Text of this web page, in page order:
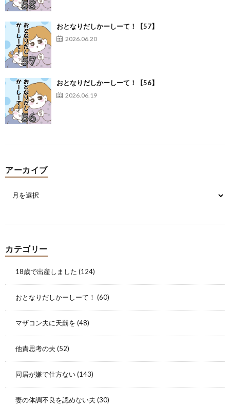
おとなりだしかーしーて！【57】
2026.06.20
おとなりだしかーしーて！【56】
2026.06.19
アーカイブ
カテゴリー
18歳で出産しました (124)
おとなりだしかーしーて！ (60)
マザコン夫に天罰を (48)
他責思考の夫 (52)
同居が嫌で仕方ない(143)
妻の体調不良を認めない夫 (30)